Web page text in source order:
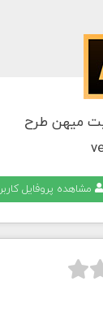
میهن طرح
مشاهده پروفایل کاربر